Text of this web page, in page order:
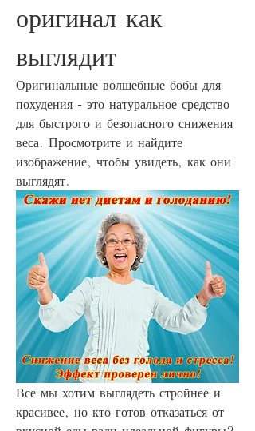
оригинал как
выглядит
Оригинальные волшебные бобы для
похудения - это натуральное средство
для быстрого и безопасного снижения
веса. Просмотрите и найдите
изображение, чтобы увидеть, как они
выглядят.
Все мы хотим выглядеть стройнее и
красивее, но кто готов отказаться от